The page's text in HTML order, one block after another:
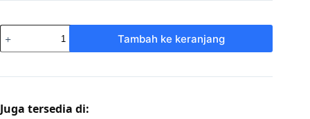
Kuantitas
Mont
Tambah ke keranjang
Juga tersedia di: